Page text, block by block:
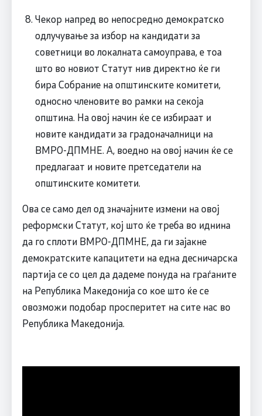
Чекор напред во непосредно демократско
одлучување за избор на кандидати за
советници во локалната самоуправа, е тоа
што во новиот Статут нив директно ќе ги
бира Собрание на општинските комитети,
односно членовите во рамки на секоја
општина. На овој начин ќе се избираат и
новите кандидати за градоначалници на
ВМРО-ДПМНЕ. А, воедно на овој начин ќе се
предлагаат и новите претседатели на
општинските комитети.
Ова се само дел од значајните измени на овој
реформски Статут, кој што ќе треба во иднина
да го сплоти ВМРО-ДПМНЕ, да ги зајакне
демократските капацитети на една десничарска
партија се со цел да дадеме понуда на граѓаните
на Република Македонија со кое што ќе се
овозможи подобар просперитет на сите нас во
Република Македонија.